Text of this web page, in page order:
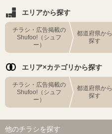
エリアから探す
チラシ・広告掲載の
Shufoo!（シュフ
ー）
都道府県から
探す
エリア×カテゴリから探す
チラシ・広告掲載の
Shufoo!（シュフ
ー）
都道府県から
探す
他のチラシを探す